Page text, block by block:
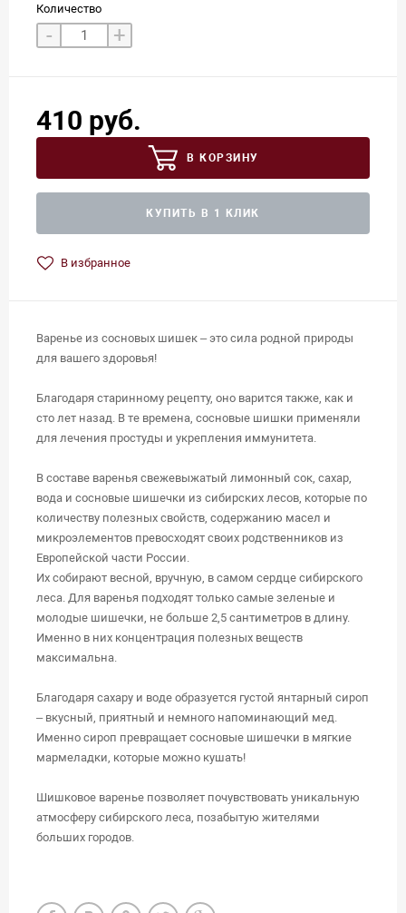
Количество
- +
410 руб.
В КОРЗИНУ
КУПИТЬ В 1 КЛИК
В избранное
Варенье из сосновых шишек – это сила родной природы
для вашего здоровья!
Благодаря старинному рецепту, оно варится также, как и
сто лет назад. В те времена, сосновые шишки применяли
для лечения простуды и укрепления иммунитета.
В составе варенья свежевыжатый лимонный сок, сахар,
вода и сосновые шишечки из сибирских лесов, которые по
количеству полезных свойств, содержанию масел и
микроэлементов превосходят своих родственников из
Европейской части России.
Их собирают весной, вручную, в самом сердце сибирского
леса. Для варенья подходят только самые зеленые и
молодые шишечки, не больше 2,5 сантиметров в длину.
Именно в них концентрация полезных веществ
максимальна.
Благодаря сахару и воде образуется густой янтарный сироп
– вкусный, приятный и немного напоминающий мед.
Именно сироп превращает сосновые шишечки в мягкие
мармеладки, которые можно кушать!
Шишковое варенье позволяет почувствовать уникальную
атмосферу сибирского леса, позабытую жителями
больших городов.